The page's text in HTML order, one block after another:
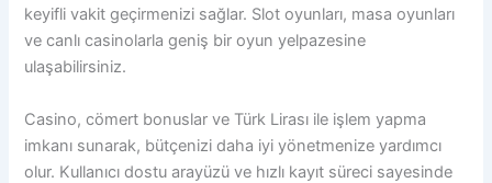
keyifli vakit geçirmenizi sağlar. Slot oyunları, masa oyunları
ve canlı casinolarla geniş bir oyun yelpazesine
ulaşabilirsiniz.
Casino, cömert bonuslar ve Türk Lirası ile işlem yapma
imkanı sunarak, bütçenizi daha iyi yönetmenize yardımcı
olur. Kullanıcı dostu arayüzü ve hızlı kayıt süreci sayesinde